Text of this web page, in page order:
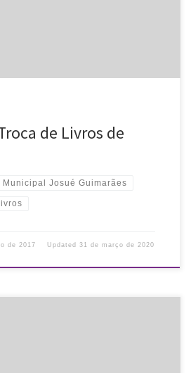
de Livros de
Josué Guimarães
de 2017 Updated 31 de março de 2020